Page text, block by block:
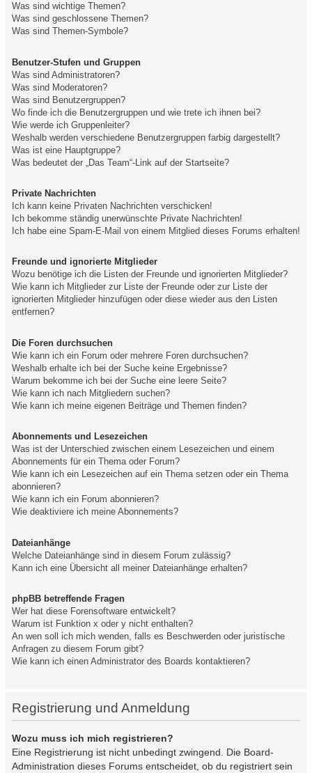
Was sind wichtige Themen?
Was sind geschlossene Themen?
Was sind Themen-Symbole?
Benutzer-Stufen und Gruppen
Was sind Administratoren?
Was sind Moderatoren?
Was sind Benutzergruppen?
Wo finde ich die Benutzergruppen und wie trete ich ihnen bei?
Wie werde ich Gruppenleiter?
Weshalb werden verschiedene Benutzergruppen farbig dargestellt?
Was ist eine Hauptgruppe?
Was bedeutet der „Das Team“-Link auf der Startseite?
Private Nachrichten
Ich kann keine Privaten Nachrichten verschicken!
Ich bekomme ständig unerwünschte Private Nachrichten!
Ich habe eine Spam-E-Mail von einem Mitglied dieses Forums erhalten!
Freunde und ignorierte Mitglieder
Wozu benötige ich die Listen der Freunde und ignorierten Mitglieder?
Wie kann ich Mitglieder zur Liste der Freunde oder zur Liste der
ignorierten Mitglieder hinzufügen oder diese wieder aus den Listen
entfernen?
Die Foren durchsuchen
Wie kann ich ein Forum oder mehrere Foren durchsuchen?
Weshalb erhalte ich bei der Suche keine Ergebnisse?
Warum bekomme ich bei der Suche eine leere Seite?
Wie kann ich nach Mitgliedern suchen?
Wie kann ich meine eigenen Beiträge und Themen finden?
Abonnements und Lesezeichen
Was ist der Unterschied zwischen einem Lesezeichen und einem
Abonnements für ein Thema oder Forum?
Wie kann ich ein Lesezeichen auf ein Thema setzen oder ein Thema
abonnieren?
Wie kann ich ein Forum abonnieren?
Wie deaktiviere ich meine Abonnements?
Dateianhänge
Welche Dateianhänge sind in diesem Forum zulässig?
Kann ich eine Übersicht all meiner Dateianhänge erhalten?
phpBB betreffende Fragen
Wer hat diese Forensoftware entwickelt?
Warum ist Funktion x oder y nicht enthalten?
An wen soll ich mich wenden, falls es Beschwerden oder juristische
Anfragen zu diesem Forum gibt?
Wie kann ich einen Administrator des Boards kontaktieren?
Registrierung und Anmeldung
Wozu muss ich mich registrieren?
Eine Registrierung ist nicht unbedingt zwingend. Die Board-
Administration dieses Forums entscheidet, ob du registriert sein